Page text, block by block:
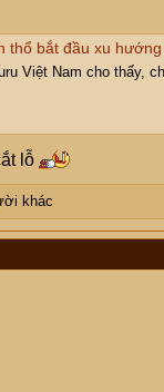
thổ bắt đầu xu hướng
Việt Nam cho thấy,
lỗ
khác